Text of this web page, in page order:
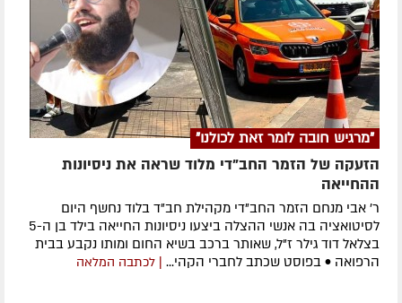
"מרגיש חובה לומר זאת לכולנו"
הזעקה של הזמר החב"די מלוד שראה את ניסיונות
ההחייאה
ר' אבי מנחם הזמר החב"די מקהילת חב"ד בלוד נחשף היום
לסיטואציה בה אנשי ההצלה ביצעו ניסיונות החייאה בילד בן ה-5
בצלאל דוד גילר ז"ל, שאותר ברכב בשיא החום ומותו נקבע בבית
הרפואה • בפוסט שכתב לחברי הקהי... | לכתבה המלאה